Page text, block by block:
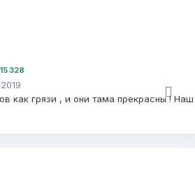
15 328
как грязи , и они тама прекрасны ! Наш